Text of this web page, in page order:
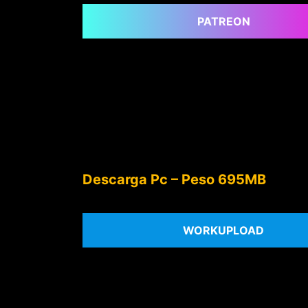
PATREON
Descarga Pc – Peso 695MB
WORKUPLOAD